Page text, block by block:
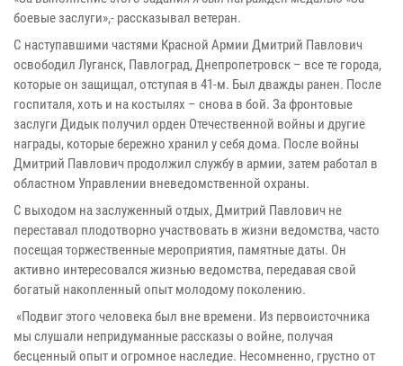
боевые заслуги»,- рассказывал ветеран.
С наступавшими частями Красной Армии Дмитрий Павлович
освободил Луганск, Павлоград, Днепропетровск – все те города,
которые он защищал, отступая в 41-м. Был дважды ранен. После
госпиталя, хоть и на костылях – снова в бой. За фронтовые
заслуги Дидык получил орден Отечественной войны и другие
награды, которые бережно хранил у себя дома. После войны
Дмитрий Павлович продолжил службу в армии, затем работал в
областном Управлении вневедомственной охраны.
С выходом на заслуженный отдых, Дмитрий Павлович не
переставал плодотворно участвовать в жизни ведомства, часто
посещая торжественные мероприятия, памятные даты. Он
активно интересовался жизнью ведомства, передавая свой
богатый накопленный опыт молодому поколению.
«Подвиг этого человека был вне времени. Из первоисточника
мы слушали непридуманные рассказы о войне, получая
бесценный опыт и огромное наследие. Несомненно, грустно от